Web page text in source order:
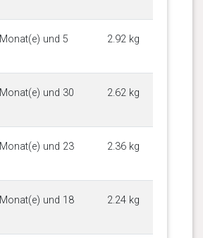
und 5
2.92 kg
und 30
2.62 kg
und 23
2.36 kg
und 18
2.24 kg